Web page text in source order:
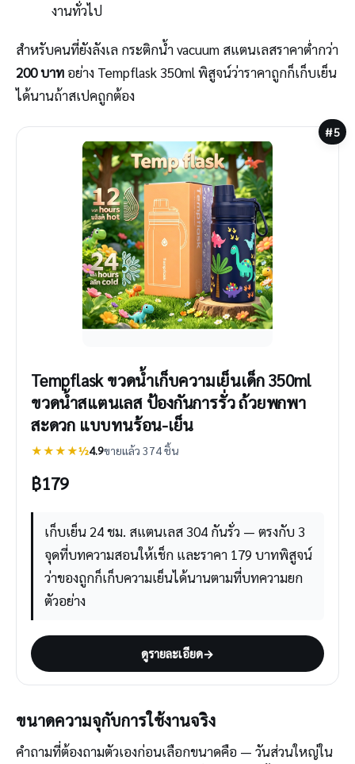
งานทั่วไป
สำหรับคนที่ยังลังเล กระติกน้ำ vacuum สแตนเลสราคาต่ำกว่า
200 บาท อย่าง Tempflask 350ml พิสูจน์ว่าราคาถูกก็เก็บเย็น
ได้นานถ้าสเปคถูกต้อง
#5
Tempflask ขวดน้ำเก็บความเย็นเด็ก 350ml
ขวดน้ำสแตนเลส ป้องกันการรั่ว ถ้วยพกพา
สะดวก แบบทนร้อน-เย็น
★★★★½4.9ขายแล้ว 374 ชิ้น
฿179
เก็บเย็น 24 ชม. สแตนเลส 304 กันรั่ว — ตรงกับ 3
จุดที่บทความสอนให้เช็ก และราคา 179 บาทพิสูจน์
ว่าของถูกก็เก็บความเย็นได้นานตามที่บทความยก
ตัวอย่าง
ดูรายละเอียด→
ขนาดความจุกับการใช้งานจริง
คำถามที่ต้องถามตัวเองก่อนเลือกขนาดคือ — วันส่วนใหญ่ใน